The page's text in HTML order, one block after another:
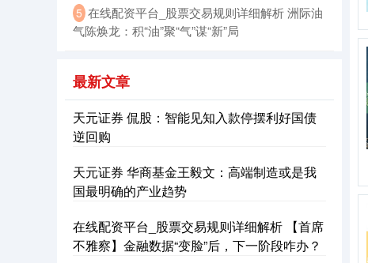
创业板指
5 在线配资平台_股票交易规则详细解析 洲际油
气陈焕龙：积“油”聚“气”谋“新”局
最新文章
天元证券 侃股：智能见知入款停摆利好国债
逆回购
天元证券 华商基金王毅文：高端制造或是我
国最明确的产业趋势
在线配资平台_股票交易规则详细解析 【首席
不雅察】金融数据“变脸”后，下一阶段咋办？